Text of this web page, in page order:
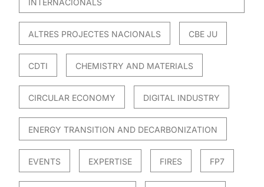
ALTRES PROJECTES NACIONALS CBE JU
CDTI CHEMISTRY AND MATERIALS
CIRCULAR ECONOMY DIGITAL INDUSTRY
ENERGY TRANSITION AND DECARBONIZATION
EVENTS EXPERTISE FIRES FP7